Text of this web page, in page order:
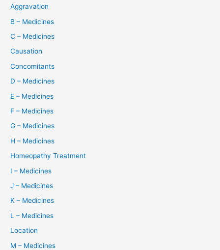
Aggravation
B – Medicines
C – Medicines
Causation
Concomitants
D – Medicines
E – Medicines
F – Medicines
G – Medicines
H – Medicines
Homeopathy Treatment
I – Medicines
J – Medicines
K – Medicines
L – Medicines
Location
M – Medicines